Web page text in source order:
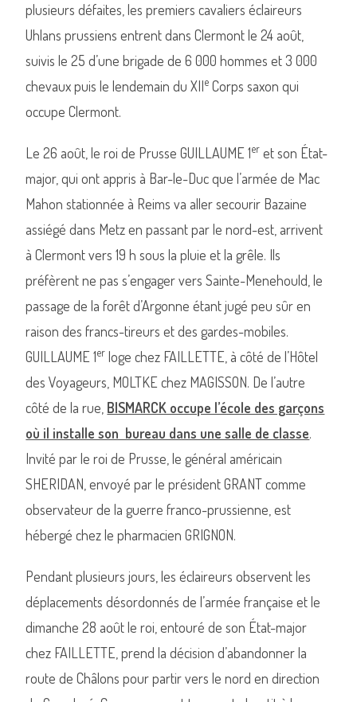
plusieurs défaites, les premiers cavaliers éclaireurs
Uhlans prussiens entrent dans Clermont le 24 août,
suivis le 25 d’une brigade de 6 000 hommes et 3 000
chevaux puis le lendemain du XIIe Corps saxon qui
occupe Clermont.
Le 26 août, le roi de Prusse GUILLAUME 1er et son État-
major, qui ont appris à Bar-le-Duc que l’armée de Mac
Mahon stationnée à Reims va aller secourir Bazaine
assiégé dans Metz en passant par le nord-est, arrivent
à Clermont vers 19 h sous la pluie et la grêle. Ils
préfèrent ne pas s’engager vers Sainte-Menehould, le
passage de la forêt d’Argonne étant jugé peu sûr en
raison des francs-tireurs et des gardes-mobiles.
GUILLAUME 1er loge chez FAILLETTE, à côté de l’Hôtel
des Voyageurs, MOLTKE chez MAGISSON. De l’autre
côté de la rue, BISMARCK occupe l’école des garçons
où il installe son bureau dans une salle de classe.
Invité par le roi de Prusse, le général américain
SHERIDAN, envoyé par le président GRANT comme
observateur de la guerre franco-prussienne, est
hébergé chez le pharmacien GRIGNON.
Pendant plusieurs jours, les éclaireurs observent les
déplacements désordonnés de l’armée française et le
dimanche 28 août le roi, entouré de son État-major
chez FAILLETTE, prend la décision d’abandonner la
route de Châlons pour partir vers le nord en direction